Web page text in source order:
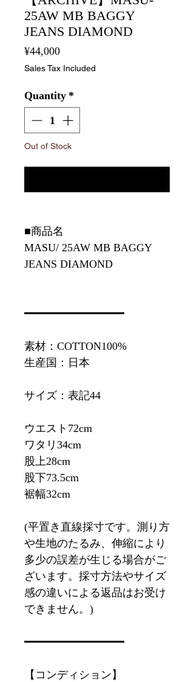
25AW MB BAGGY
JEANS DIAMOND
¥44,000Price
Sales Tax Included
Quantity *
Out of Stock
■商品名
MASU/ 25AW MB BAGGY
JEANS DIAMOND
━━━━━━━━━━━━━━━
素材：COTTON100%
生産国：日本
サイズ：表記44
ウエスト72cm
ワタリ34cm
股上28cm
股下73.5cm
裾幅32cm
(平置き直線採寸です。測り方
や生地のたるみ、伸縮により
多少の誤差が生じる場合がご
ざいます。採寸方法やサイズ
感の違いによる返品はお受け
できません。)
━━━━━━━━━━━━━━━
【コンディション】